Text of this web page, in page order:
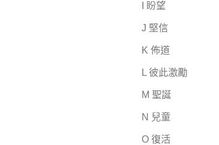
I 盼望
J 堅信
K 佈道
L 彼此激勵
M 聖誕
N 兒童
O 復活